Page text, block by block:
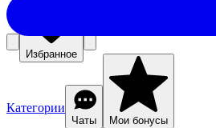
Избранное
Категории
Чаты Мои бонусы